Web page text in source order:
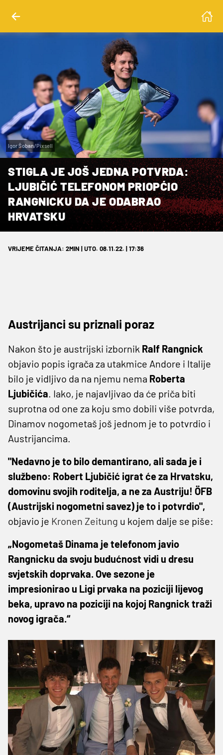
Igor Šoban/Pixsell
STIGLA JE JOŠ JEDNA POTVRDA:
LJUBIČIĆ TELEFONOM PRIOPĆIO
RANGNICKU DA JE ODABRAO
HRVATSKU
VRIJEME ČITANJA: 2MIN | UTO. 08.11.22. | 17:36
Austrijanci su priznali poraz
Nakon što je austrijski izbornik Ralf Rangnick
objavio popis igrača za utakmice Andore i Italije
bilo je vidljivo da na njemu nema Roberta
Ljubičića. Iako, je najavljivao da će priča biti
suprotna od one za koju smo dobili više potvrda,
Dinamov nogometaš još jednom je to potvrdio i
Austrijancima.
"Nedavno je to bilo demantirano, ali sada je i
službeno: Robert Ljubičić igrat će za Hrvatsku,
domovinu svojih roditelja, a ne za Austriju! ÖFB
(Austrijski nogometni savez) je to i potvrdio",
objavio je Kronen Zeitung u kojem dalje se piše:
„Nogometaš Dinama je telefonom javio
Rangnicku da svoju budućnost vidi u dresu
svjetskih doprvaka. Ove sezone je
impresionirao u Ligi prvaka na poziciji lijevog
beka, upravo na poziciji na kojoj Rangnick traži
novog igrača.“